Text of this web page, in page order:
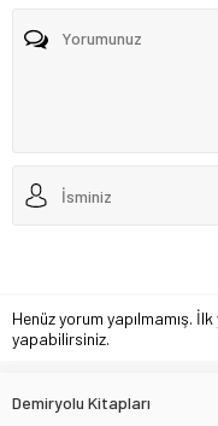
Henüz yorum yapılmamış.
yapabilirsiniz.
Demiryolu Kitapları